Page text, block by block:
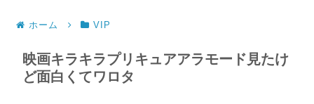
ホーム VIP
映画キラキラプリキュアアラモード見たけ
ど面白くてワロタ